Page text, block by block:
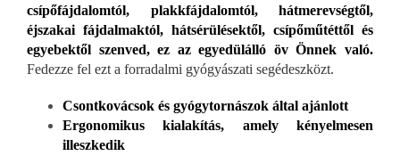
csípőfájdalomtól, plakkfájdalomtól, hátmerevségtől,
éjszakai fájdalmaktól, hátsérülésektől, csípőműtéttől és
egyebektől szenved, ez az egyedülálló öv Önnek való.
Fedezze fel ezt a forradalmi gyógyászati segédeszközt.
Csontkovácsok és gyógytornászok által ajánlott
Ergonomikus kialakítás, amely kényelmesen
illeszkedik